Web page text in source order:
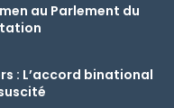
au Parlement du
: L’accord binational